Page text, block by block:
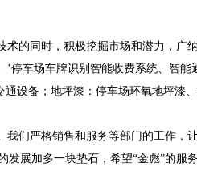
的同时，积极挖掘市场和潜力，广
车场车牌识别智能收费系统、智能
设备；地坪漆：停车场环氧地坪漆
们严格销售和服务等部门的工作，
展加多一块垫石，希望“金彪”的服